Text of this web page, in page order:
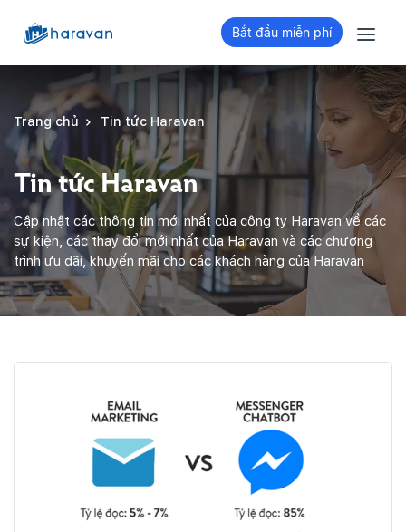
Bắt đầu miễn phí
Trang chủ Tin tức Haravan
Tin tức Haravan
Cập nhật các thông tin mới nhất của công ty Haravan về các
sự kiện, các thay đổi mới nhất của Haravan và các chương
trình ưu đãi, khuyến mãi cho các khách hàng của Haravan